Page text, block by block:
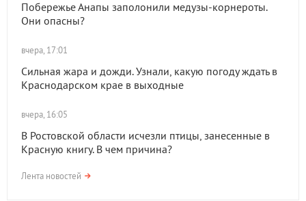
Побережье Анапы заполонили медузы-корнероты.
Они опасны?
вчера, 17:01
Сильная жара и дожди. Узнали, какую погоду ждать в
Краснодарском крае в выходные
вчера, 16:05
В Ростовской области исчезли птицы, занесенные в
Красную книгу. В чем причина?
Лента новостей